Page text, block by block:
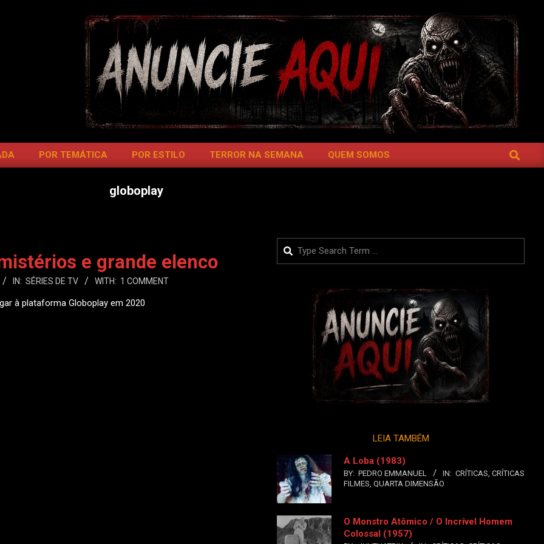
POR TEMÁTICA POR ESTILO TERROR NA SEMANA QUEM SOMOS SEARCH
globoplay
e grande elenco
IN: SÉRIES DE TV WITH: 1 COMMENT
à plataforma Globoplay em 2020
Search
LEIA TAMBÉM
A Loba (1983)
BY: PEDRO EMMANUEL IN: CRÍTICAS, CRÍTICAS
FILMES, QUARTA DIMENSÃO
O Monstro Atômico / O Incrível Homem
Colossal (1957)